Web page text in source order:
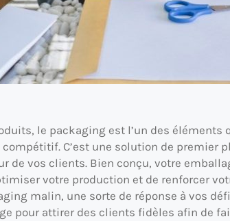
le packaging est l’un des éléments
C’est une solution de premier
de vos clients. Bien conçu, votre
votre production et de renforcer
malin, une sorte de réponse à vos
pour attirer des clients fidèles afin de